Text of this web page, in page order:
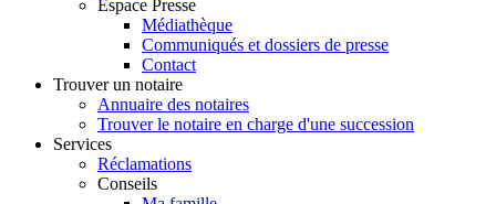
Espace Presse
Médiathèque
Communiqués et dossiers de presse
Contact
Trouver un notaire
Annuaire des notaires
Trouver le notaire en charge d'une succession
Services
Réclamations
Conseils